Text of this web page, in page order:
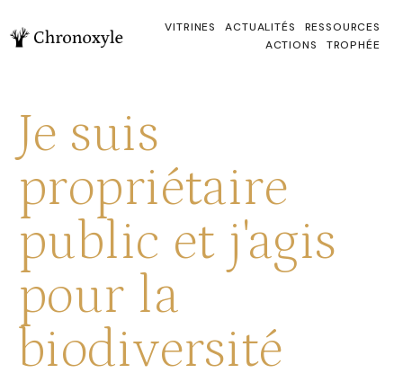
VITRINES ACTUALITÉS
RESSOURCES
ACTIONS
TROPHÉE
Je suis
propriétaire
public et j'agis
pour la
biodiversité